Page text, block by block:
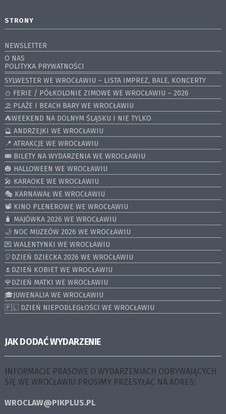
STRONY
NEWSLETTER
O NAS
POLITYKA PRYWATNOŚCI
SYLWESTER WE WROCŁAWIU – LISTA IMPREZ, BALE, KONCERTY
⛄️ FERIE / PÓŁKOLONIE ZIMOWE WE WROCŁAWIU – 2026
⛱️ PLAŻE I BEACH BARY WE WROCŁAWIU
⛺️WEEKEND NA DOLNYM ŚLĄSKU I NIE TYLKO
🔮 ANDRZEJKI WE WROCŁAWIU
📍 ATRAKCJE WE WROCŁAWIU
🎟️ BILETY NA WYDARZENIA WE WROCŁAWIU
🎃 HALLOWEEN WE WROCŁAWIU
🎤 KARAOKE WE WROCŁAWIU
🎭 KARNAWAŁ WE WROCŁAWIU
📽️ KINO PLENEROWE WE WROCŁAWIU
🧳 MAJÓWKA 2026 WE WROCŁAWIU
🌙 NOC MUZEÓW 2026 WE WROCŁAWIU
💌 WALENTYNKI WE WROCŁAWIU
🎈DZIEŃ DZIECKA 2026 WE WROCŁAWIU
🌷DZIEŃ KOBIET WE WROCŁAWIU
🌹DZIEŃ MATKI WE WROCŁAWIU
🎓JUWENALIA WE WROCŁAWIU
🇵🇱 DZIEŃ NIEPODLEGŁOŚCI WE WROCŁAWIU
JAK DODAĆ WYDARZENIE
INFORMACJE PRASOWE O WYDARZENIACH ODBYWAJĄCYCH
SIĘ WE WROCŁAWIU PROSIMY PRZESYŁAĆ NA ADRES:
WROCLAW@PIKPLUS.PL